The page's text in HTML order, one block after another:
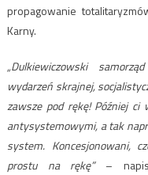
propagowanie
Karny.
„Dulkiewiczowski
wydarzeń skrajnej,
zawsze pod rękę! Później ci
antysystemowymi, a tak
system. Koncesjonowani,
prostu na rękę”–